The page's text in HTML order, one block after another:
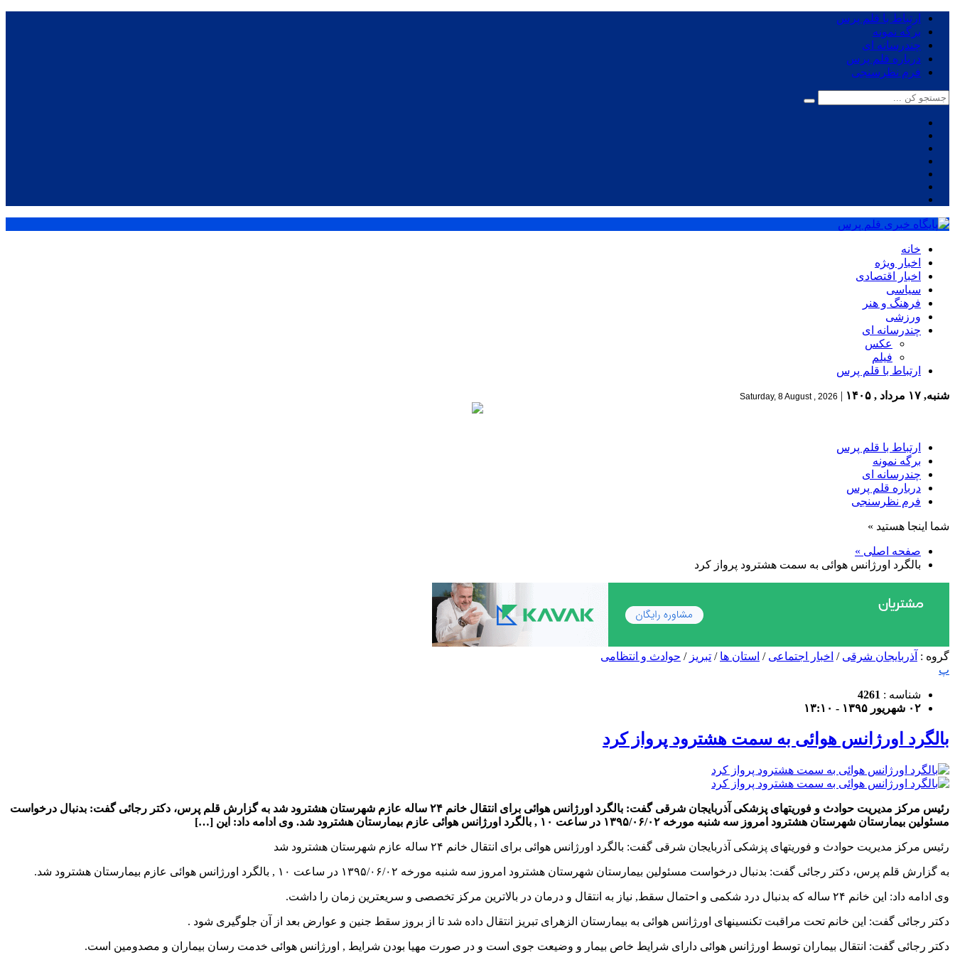
ارتباط با قلم پرس
برگه نمونه
چندرسانه ای
درباره قلم پرس
فرم نظرسنجی
خانه
اخبار ویژه
اخبار اقتصادی
سیاسی
فرهنگ و هنر
ورزشی
چندرسانه ای
عکس
فیلم
ارتباط با قلم پرس
شنبه, ۱۷ مرداد , ۱۴۰۵ |
Saturday, 8 August , 2026
ارتباط با قلم پرس
برگه نمونه
چندرسانه ای
درباره قلم پرس
فرم نظرسنجی
شما اینجا هستید »
صفحه اصلی »
بالگرد اورژانس هوائی به سمت هشترود پرواز کرد
گروه : آذربایجان شرقی / اخبار اجتماعی / استان ها / تبریز / حوادث و انتظامی
پ
شناسه : 4261
۰۲ شهریور ۱۳۹۵ - ۱۳:۱۰
بالگرد اورژانس هوائی به سمت هشترود پرواز کرد
رئیس مرکز مدیریت حوادث و فوریتهای پزشکی آذربایجان شرقی گفت: بالگرد اورژانس هوائی برای انتقال خانم ۲۴ ساله عازم شهرستان هشترود شد به گزارش قلم پرس، دکتر رجائی گفت: بدنبال درخواست
مسئولین بیمارستان شهرستان هشترود امروز سه شنبه مورخه ۱۳۹۵/۰۶/۰۲ در ساعت ۱۰ , بالگرد اورژانس هوائی عازم بیمارستان هشترود شد. وی ادامه داد: این […]
رئیس مرکز مدیریت حوادث و فوریتهای پزشکی آذربایجان شرقی گفت: بالگرد اورژانس هوائی برای انتقال خانم ۲۴ ساله عازم شهرستان هشترود شد
به گزارش قلم پرس، دکتر رجائی گفت: بدنبال درخواست مسئولین بیمارستان شهرستان هشترود امروز سه شنبه مورخه ۱۳۹۵/۰۶/۰۲ در ساعت ۱۰ , بالگرد اورژانس هوائی عازم بیمارستان هشترود شد.
وی ادامه داد: این خانم ۲۴ ساله که بدنبال درد شکمی و احتمال سقط, نیاز به انتقال و درمان در بالاترین مرکز تخصصی و سریعترین زمان را داشت.
دکتر رجائی گفت: این خانم تحت مراقبت تکنسینهای اورژانس هوائی به بیمارستان الزهرای تبریز انتقال داده شد تا از بروز سقط جنین و عوارض بعد از آن جلوگیری شود .
دکتر رجائی گفت: انتقال بیماران توسط اورژانس هوائی دارای شرایط خاص بیمار و وضیعت جوی است و در صورت مهیا بودن شرایط , اورژانس هوائی خدمت رسان بیماران و مصدومین است.